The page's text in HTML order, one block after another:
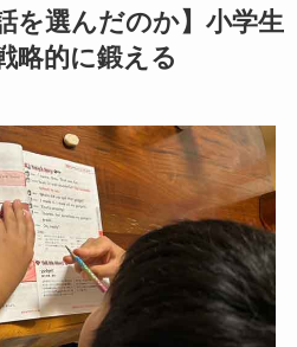
を選んだのか】小学生
略的に鍛える